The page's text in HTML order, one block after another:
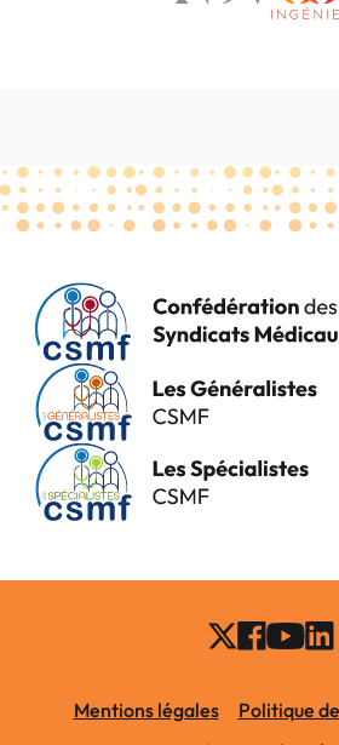
Mentions légales
Politique